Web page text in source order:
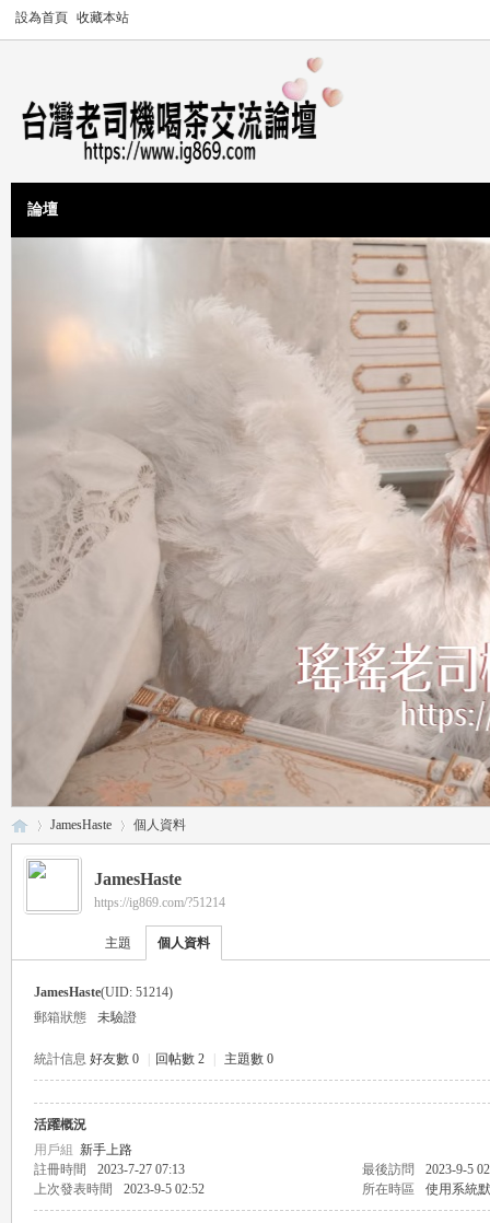
設為首頁 收藏本站
論壇
›
JamesHaste 個人資料
JamesHaste
https://ig869.com/?51214
主題 個人資料
JamesHaste(UID: 51214)
郵箱狀態
未驗證
統計信息 好友數 0 回帖數 2 主題數 0
活躍概況
用戶組 新手上路
註冊時間
2023-7-27 07:13 最後訪問
2023-9-5
上次發表時間
2023-9-5 02:52 所在時區 使用系統